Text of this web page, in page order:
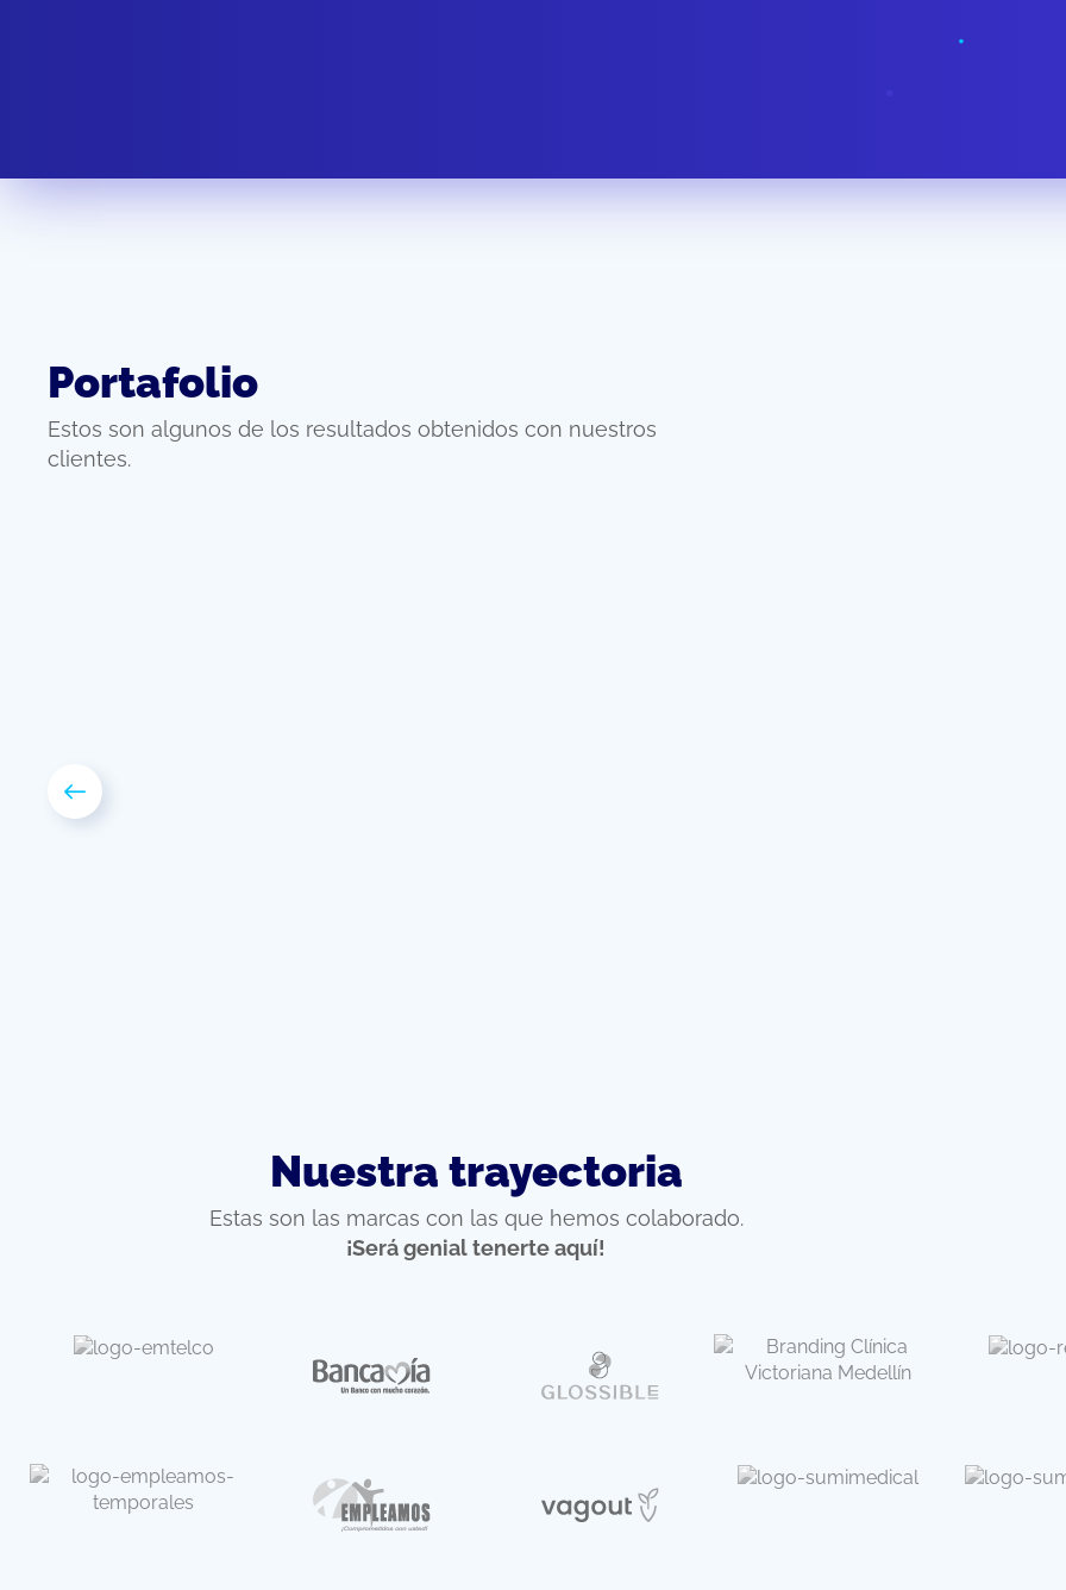
Portafolio
Estos son algunos de los resultados obtenidos con nuestros
clientes.
Ulriksoft
DISEÑO WEB
Logistics
Nuestra trayectoria
Estas son las marcas con las que hemos colaborado.
¡Será genial tenerte aquí!